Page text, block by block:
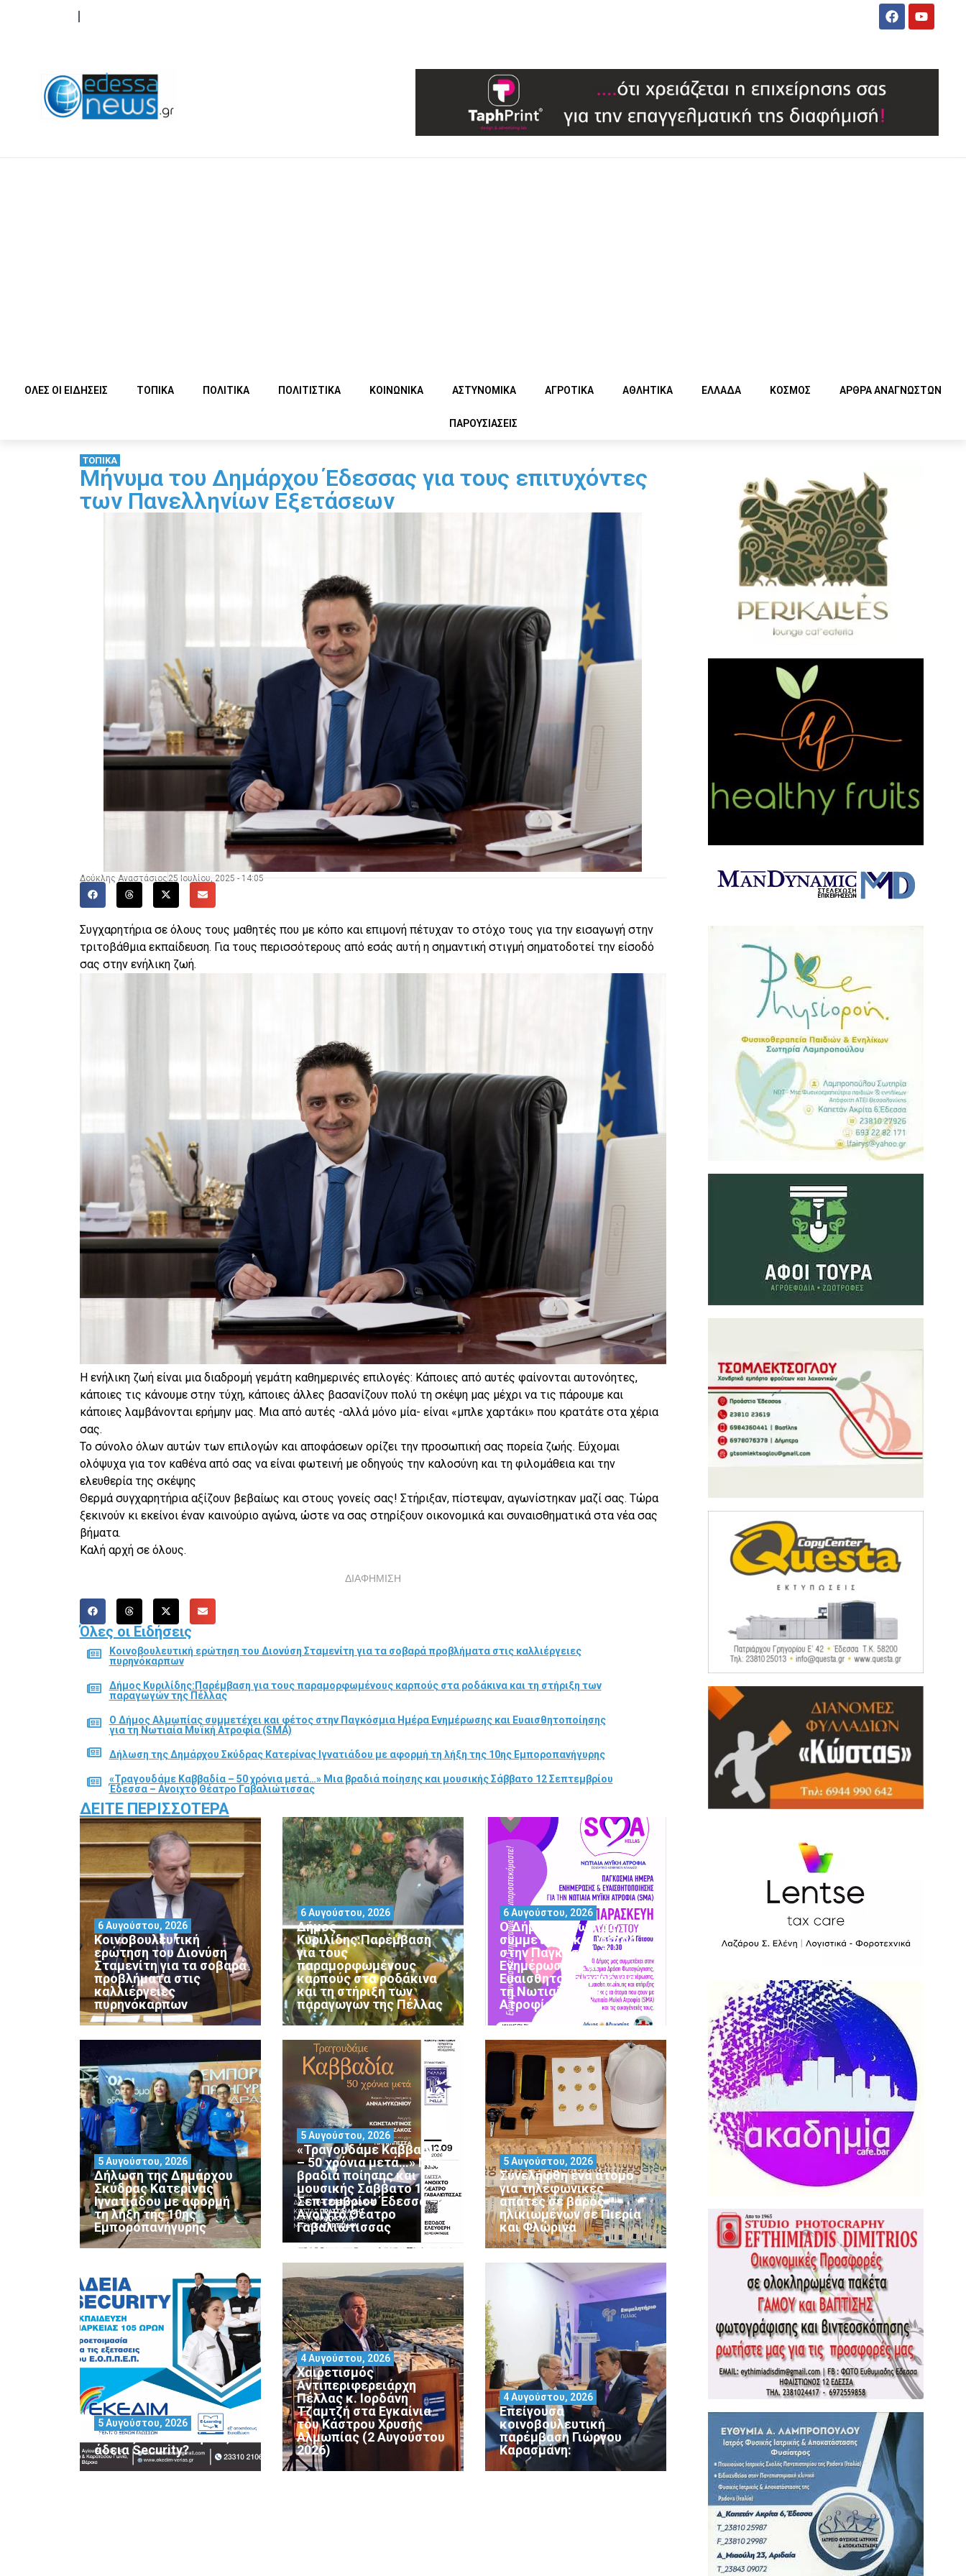
ΟΛΕΣ ΟΙ ΕΙΔΗΣΕΙΣ ΤΟΠΙΚΑ ΠΟΛΙΤΙΚΑ ΠΟΛΙΤΙΣΤΙΚΑ ΚΟΙΝΩΝΙΚΑ ΑΣΤΥΝΟΜΙΚΑ ΑΓΡΟΤΙΚΑ ΑΘΛΗΤΙΚΑ ΕΛΛΑΔΑ ΚΟΣΜΟΣ ΑΡΘΡΑ ΑΝΑΓΝΩΣΤΩΝ
ΠΑΡΟΥΣΙΑΣΕΙΣ
ΤΟΠΙΚΑ
Μήνυμα του Δημάρχου Έδεσσας για τους επιτυχόντες
των Πανελληνίων Εξετάσεων
Δούκλης Αναστάσιος 25 Ιουλίου, 2025 - 14:05
Συγχαρητήρια σε όλους τους μαθητές που με κόπο και επιμονή πέτυχαν το στόχο τους για την εισαγωγή στην
τριτοβάθμια εκπαίδευση. Για τους περισσότερους από εσάς αυτή η σημαντική στιγμή σηματοδοτεί την είσοδό
σας στην ενήλικη ζωή.
Η ενήλικη ζωή είναι μια διαδρομή γεμάτη καθημερινές επιλογές: Κάποιες από αυτές φαίνονται αυτονόητες,
κάποιες τις κάνουμε στην τύχη, κάποιες άλλες βασανίζουν πολύ τη σκέψη μας μέχρι να τις πάρουμε και
κάποιες λαμβάνονται ερήμην μας. Μια από αυτές -αλλά μόνο μία- είναι «μπλε χαρτάκι» που κρατάτε στα χέρια
σας.
Το σύνολο όλων αυτών των επιλογών και αποφάσεων ορίζει την προσωπική σας πορεία ζωής. Εύχομαι
ολόψυχα για τον καθένα από σας να είναι φωτεινή με οδηγούς την καλοσύνη και τη φιλομάθεια και την
ελευθερία της σκέψης
Θερμά συγχαρητήρια αξίζουν βεβαίως και στους γονείς σας! Στήριξαν, πίστεψαν, αγωνίστηκαν μαζί σας. Τώρα
ξεκινούν κι εκείνοι έναν καινούριο αγώνα, ώστε να σας στηρίξουν οικονομικά και συναισθηματικά στα νέα σας
βήματα.
Καλή αρχή σε όλους.
ΔΙΑΦΗΜΙΣΗ
Όλες οι Ειδήσεις
Κοινοβουλευτική ερώτηση του Διονύση Σταμενίτη για τα σοβαρά προβλήματα στις καλλιέργειες
πυρηνόκαρπων
Δήμος Κυριλίδης:Παρέμβαση για τους παραμορφωμένους καρπούς στα ροδάκινα και τη στήριξη των
παραγωγών της Πέλλας
Ο Δήμος Αλμωπίας συμμετέχει και φέτος στην Παγκόσμια Ημέρα Ενημέρωσης και Ευαισθητοποίησης
για τη Νωτιαία Μυϊκή Ατροφία (SMA)
Δήλωση της Δημάρχου Σκύδρας Κατερίνας Ιγνατιάδου με αφορμή τη λήξη της 10ης Εμποροπανήγυρης
«Τραγουδάμε Καββαδία – 50 χρόνια μετά…» Μια βραδιά ποίησης και μουσικής Σάββατο 12 Σεπτεμβρίου
Έδεσσα – Ανοιχτό Θέατρο Γαβαλιώτισσας
ΔΕΊΤΕ ΠΕΡΙΣΣΌΤΕΡΑ
Κοινοβουλευτική
ερώτηση του Διονύση
Σταμενίτη για τα σοβαρά
προβλήματα στις
καλλιέργειες
πυρηνόκαρπων
6 Αυγούστου, 2026
Δήμος
Κυριλίδης:Παρέμβαση
για τους
παραμορφωμένους
καρπούς στα ροδάκινα
και τη στήριξη των
παραγωγών της Πέλλας
6 Αυγούστου, 2026
Ο Δήμος Αλμωπίας
συμμετέχει και φέτος
στην Παγκόσμια Ημέρα
Ενημέρωσης και
Ευαισθητοποίησης για
τη Νωτιαία Μυϊκή
Ατροφία (SMA)
6 Αυγούστου, 2026
Δήλωση της Δημάρχου
Σκύδρας Κατερίνας
Ιγνατιάδου με αφορμή
τη λήξη της 10ης
Εμποροπανήγυρης
5 Αυγούστου, 2026
«Τραγουδάμε Καββαδία
– 50 χρόνια μετά…» Μια
βραδιά ποίησης και
μουσικής Σάββατο 12
Σεπτεμβρίου Έδεσσα –
Ανοιχτό Θέατρο
Γαβαλιώτισσας
5 Αυγούστου, 2026
Συνελήφθη ένα άτομο
για τηλεφωνικές
απάτες σε βάρος
ηλικιωμένων σε Πιερία
και Φλώρινα
5 Αυγούστου, 2026
Θέλεις να αποκτήσεις
άδεια Security?
5 Αυγούστου, 2026
Χαιρετισμός
Αντιπεριφερειάρχη
Πέλλας κ. Ιορδάνη
Τζαμτζή στα Εγκαίνια
του Κάστρου Χρυσής
Αλμωπίας (2 Αυγούστου
2026)
4 Αυγούστου, 2026
Επείγουσα
κοινοβουλευτική
παρέμβαση Γιώργου
Καρασμάνη:
4 Αυγούστου, 2026